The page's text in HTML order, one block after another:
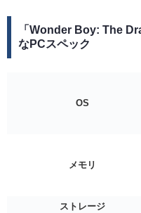
「Wonder Boy: The
なPCスペック
OS
メモリ
ストレージ